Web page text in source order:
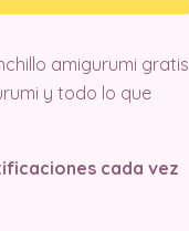
amigurumi gratis
y todo lo que
cada vez